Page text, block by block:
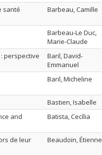
santé
Barbeau, Camille
Barbeau-Le Duc,
Marie-Claude
perspective
Baril, David-
Emmanuel
Baril, Micheline
Bastien, Isabelle
and
Batista, Cecília
de leur
Beaudoin, Étienne